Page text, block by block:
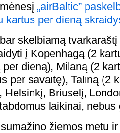
„airBaltic”
kartus per dieną
skelbiamą
į Kopenhagą (2
dieną), Milaną (2
per savaitę), Taliną (2
Helsinkį, Briuselį,
laikinai,
žiemos metu